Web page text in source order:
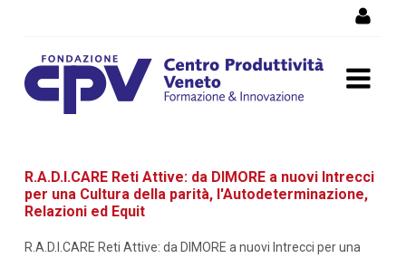
formazione
R.A.D.I.CARE Reti Attive: da DIMORE a nuovi Intrecci
per una Cultura della parità, l'Autodeterminazione,
Relazioni ed Equit
R.A.D.I.CARE Reti Attive: da DIMORE a nuovi Intrecci per una